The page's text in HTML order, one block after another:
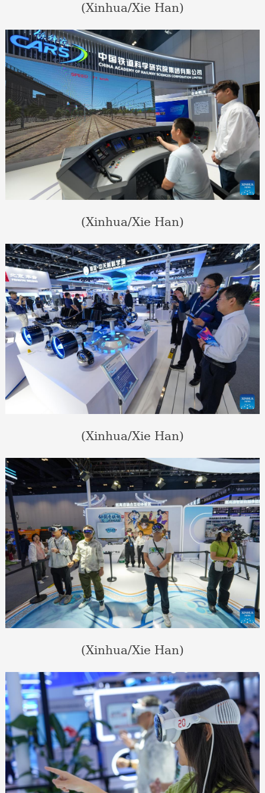
(Xinhua/Xie Han)
(Xinhua/Xie Han)
(Xinhua/Xie Han)
(Xinhua/Xie Han)